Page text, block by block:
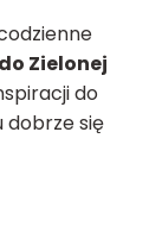
Zielonej
do
się